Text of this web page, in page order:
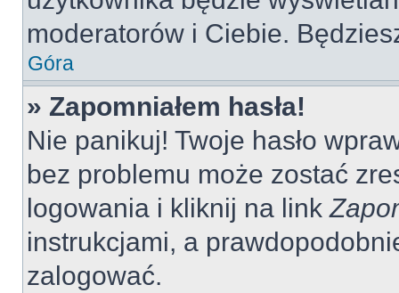
moderatorów i Ciebie.
Góra
» Zapomniałem hasła!
Nie panikuj! Twoje hasło
bez problemu może zostać
logowania i kliknij na link
instrukcjami, a
zalogować.